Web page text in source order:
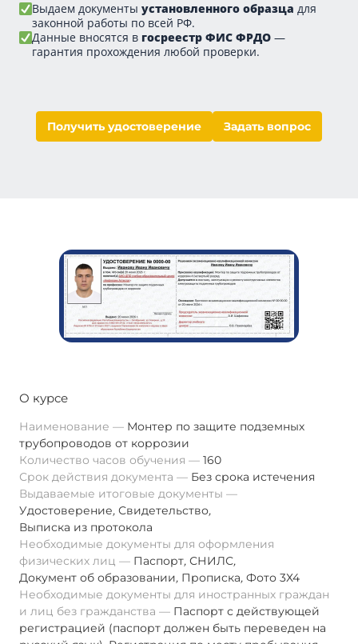
Выдаем документы установленного образца для
законной работы по всей РФ.
Данные вносятся в госреестр ФИС ФРДО —
гарантия прохождения любой проверки.
Получить удостоверение Задать вопрос
О курсе
Наименование
Монтер по защите подземных
трубопроводов от коррозии
Количество часов обучения
160
Срок действия документа
Без срока истечения
Выдаваемые итоговые документы
Удостоверение, Свидетельство,
Выписка из протокола
Необходимые документы для оформления
физических лиц
Паспорт, СНИЛС,
Документ об образовании, Прописка, Фото 3Х4
Необходимые документы для иностранных граждан
и лиц без гражданства
Паспорт с действующей
регистрацией (паспорт должен быть переведен на